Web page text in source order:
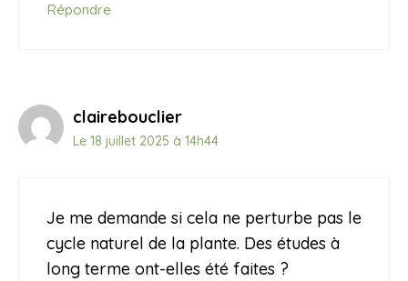
Répondre
clairebouclier
Le 18 juillet 2025 à 14h44
Je me demande si cela ne perturbe pas le
cycle naturel de la plante. Des études à
long terme ont-elles été faites ?